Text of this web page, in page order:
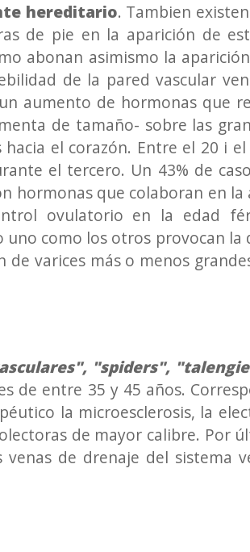
hereditario. Tambien existen
de pie en la aparición de
abonan asimismo la
de la pared vascular
aumento de hormonas que
de tamaño- sobre las
el corazón. Entre el 20 i
el tercero. Un 43% de
hormonas que colaboran en
ovulatorio en la edad
como los otros provocan la
varices más o menos
"spiders",
de entre 35 y 45 años.
la microesclerosis, la
de mayor calibre. Por
de drenaje del sistema